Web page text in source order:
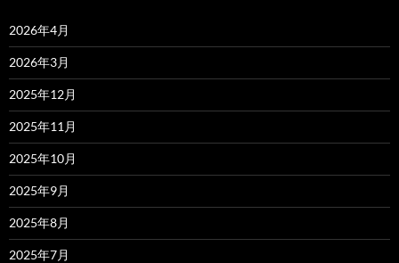
2026年4月
2026年3月
2025年12月
2025年11月
2025年10月
2025年9月
2025年8月
2025年7月